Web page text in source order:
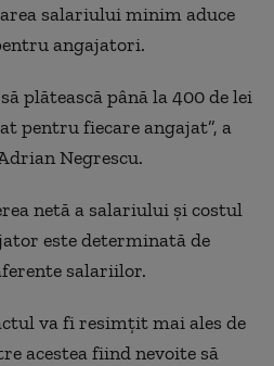
salariului minim aduce
angajatori.
plătească până la 400 de lei
pentru fiecare angajat”, a
Negrescu.
netă a salariului și costul
este determinată de
salariilor.
va fi resimțit mai ales de
acestea fiind nevoite să